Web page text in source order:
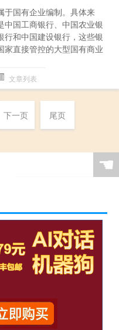
于国有企业编制。具体来
中国工商银行、中国农业银
行和中国建设银行，这些银
家直接管控的大型国有商业
文章列表
下一页 尾页
☚